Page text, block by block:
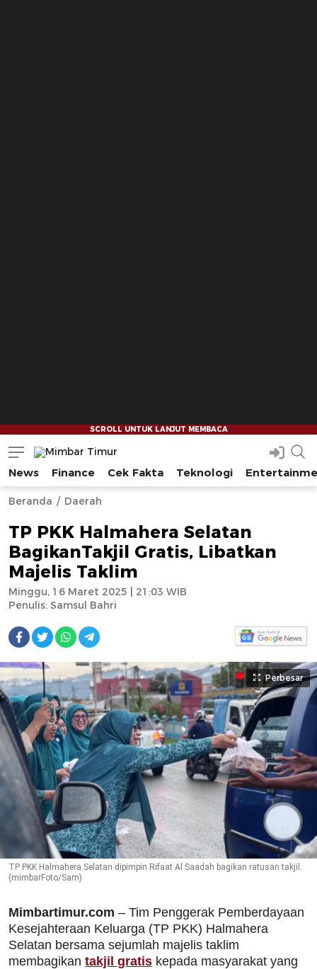
Mimbar Timur
Media Berjaringan Indonesia Timur
News Finance Cek Fakta Teknologi
Beranda Daerah
TP PKK Halmahera Selatan
BagikanTakjil Gratis, Libatkan
Majelis Taklim
Penulis: Samsul Bahri
Minggu, 16 Maret 2025 | 21:03 WIB
Perbesar
TP PKK Halmahera Selatan dipimpin Rifaat Al Saadah bagikan ratusan takjil.
(mimbarFoto/Sam)
Mimbartimur.com – Tim Penggerak Pemberdayaan
Kesejahteraan Keluarga (TP PKK) Halmahera
Selatan bersama sejumlah majelis taklim
membagikan takjil gratis kepada masyarakat yang
--
--